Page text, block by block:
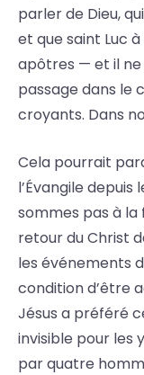
parler de Dieu,
et que saint Luc
apôtres — et il ne
passage dans le
croyants. Dans
Cela pourrait
l’Évangile depuis
sommes pas à la
retour du Christ
les événements
condition d’être
Jésus a préféré
invisible pour les
par quatre